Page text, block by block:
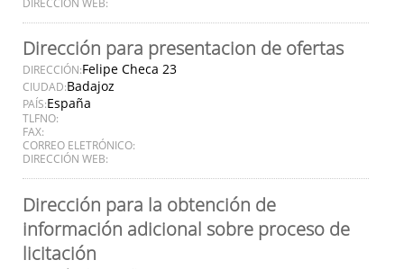
Dirección para presentacion de ofertas
DIRECCIÓN:Felipe Checa 23
CIUDAD:Badajoz
PAÍS:España
TLFNO:
FAX:
CORREO ELETRÓNICO:
DIRECCIÓN WEB:
Dirección para la obtención de
información adicional sobre proceso de
licitación